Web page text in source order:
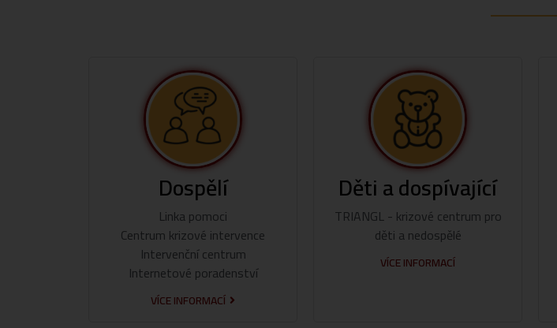
Dospělí
Linka pomoci
Centrum krizové intervence
Intervenční centrum
Internetové poradenství
VÍCE INFORMACÍ
Děti a dospívající
TRIANGL - krizové centrum pro
děti a nedospělé
VÍCE INFORMACÍ